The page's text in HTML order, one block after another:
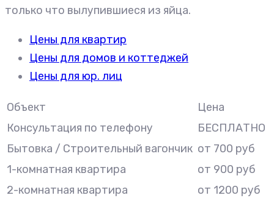
только что вылупившиеся из яйца.
Цены для квартир
Цены для домов и коттеджей
Цены для юр. лиц
Объект
Цена
Консультация по телефону
БЕСПЛАТНО
Бытовка / Строительный вагончик от 700 руб
1-комнатная квартира
от 900 руб
2-комнатная квартира
от 1200 руб